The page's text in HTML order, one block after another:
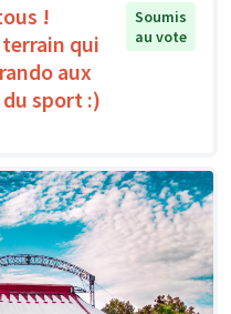
!
qui
aux
sport :)
Soumis
au vote